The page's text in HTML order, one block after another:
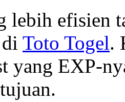
lebih efisien
Toto Togel.
yang EXP-